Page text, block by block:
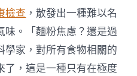
檢查 ，散發出一種難以名
。「麵粉焦慮？還是過
學家，對所有食物相關的
了，這是一種只有在極度